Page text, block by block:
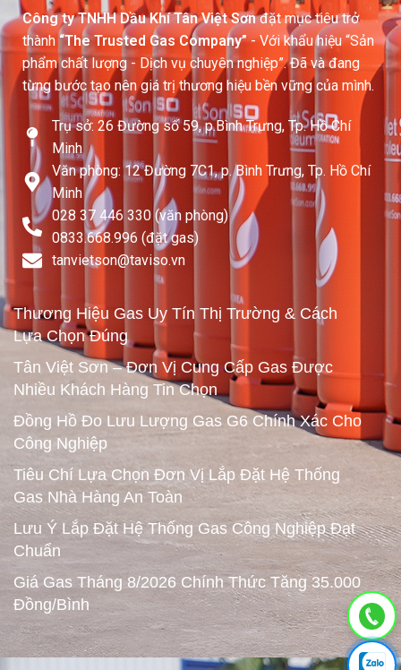
Công ty TNHH Dầu Khí Tân Việt Sơnđặt mục tiêu trở
thành “The Trusted Gas Company”- Với khẩu hiệu “Sản
phẩm chất lượng - Dịch vụ chuyên nghiệp”. Đã và đang
từng bước tạo nên giá trị thương hiệu bền vững của mình.
Trụ sở: 26 Đường số 59, p.Bình Trưng, Tp. Hồ Chí
Minh
Văn phòng: 12 Đường 7C1, p. Bình Trưng, Tp. Hồ Chí
Minh
028 37 446 330 (văn phòng)
0833.668.996 (đặt gas)
tanvietson@taviso.vn​
Thương Hiệu Gas Uy Tín Thị Trường & Cách
Lựa Chọn Đúng
Tân Việt Sơn – Đơn Vị Cung Cấp Gas Được
Nhiều Khách Hàng Tin Chọn
Đồng Hồ Đo Lưu Lượng Gas G6 Chính Xác Cho
Công Nghiệp
Tiêu Chí Lựa Chọn Đơn Vị Lắp Đặt Hệ Thống
Gas Nhà Hàng An Toàn
Lưu Ý Lắp Đặt Hệ Thống Gas Công Nghiệp Đạt
Chuẩn
Giá Gas Tháng 8/2026 Chính Thức Tăng 35.000
Đồng/Bình